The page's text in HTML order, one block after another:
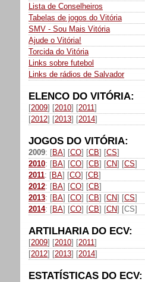
Lista de Conselheiros
Tabelas de jogos do Vitória
SMV - Sou Mais Vitória
Ajude o Vitória!
Torcida do Vitória
Links sobre futebol
Links de rádios de Salvador
ELENCO DO VITÓRIA:
[2009] [2010] [2011]
[2012] [2013] [2014]
JOGOS DO VITÓRIA:
2009: [BA] [CO] [CB] [CS]
2010: [BA] [CO] [CB] [CN] [CS]
2011: [BA] [CO] [CB]
2012: [BA] [CO] [CB]
2013: [BA] [CO] [CB] [CN] [CS]
2014: [BA] [CO] [CB] [CN] [CS]
ARTILHARIA DO ECV:
[2009] [2010] [2011]
[2012] [2013] [2014]
ESTATÍSTICAS DO ECV: